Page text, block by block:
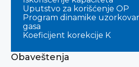
Uputstvo za korišćenje OP
Program dinamike
gasa
Koeficijent korekcije K
Obaveštenja